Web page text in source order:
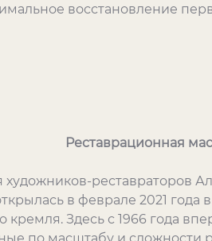
восстановление
Реставрационная
реставраторов
в феврале 2021
кремля. Здесь с 1966 года